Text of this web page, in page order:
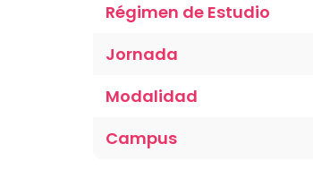
Régimen de Estudio
Jornada
Modalidad
Campus